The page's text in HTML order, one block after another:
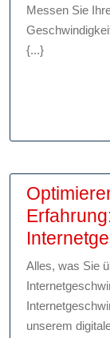
Messen Sie
{...}
Alles, was Sie
unserem